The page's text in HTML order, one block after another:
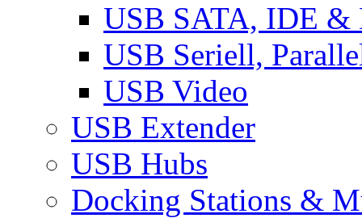
USB SATA, IDE &
USB Seriell,
USB Video
USB Extender
USB Hubs
Docking Stations &